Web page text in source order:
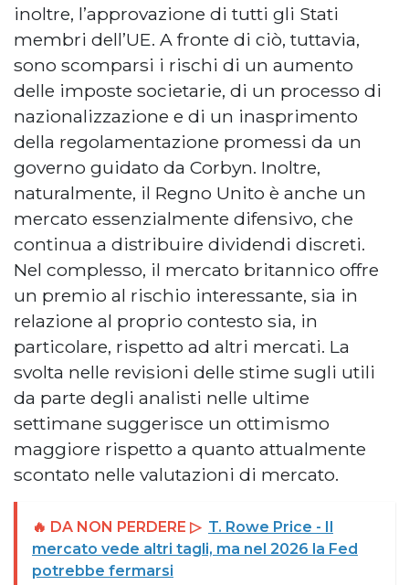
inoltre, l’approvazione di tutti gli Stati
membri dell’UE. A fronte di ciò, tuttavia,
sono scomparsi i rischi di un aumento
delle imposte societarie, di un processo di
nazionalizzazione e di un inasprimento
della regolamentazione promessi da un
governo guidato da Corbyn. Inoltre,
naturalmente, il Regno Unito è anche un
mercato essenzialmente difensivo, che
continua a distribuire dividendi discreti.
Nel complesso, il mercato britannico offre
un premio al rischio interessante, sia in
relazione al proprio contesto sia, in
particolare, rispetto ad altri mercati. La
svolta nelle revisioni delle stime sugli utili
da parte degli analisti nelle ultime
settimane suggerisce un ottimismo
maggiore rispetto a quanto attualmente
scontato nelle valutazioni di mercato.
🔥 DA NON PERDERE ▷ T. Rowe Price - Il
mercato vede altri tagli, ma nel 2026 la Fed
potrebbe fermarsi